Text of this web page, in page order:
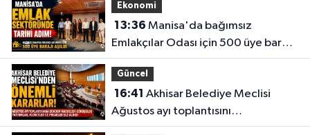
Ekonomi
13:36
Emlakçılar Odası için 500 üye barajı
aşıldı
Güncel
16:41
Ağustos ayı toplantısını
gerçekleştirdi